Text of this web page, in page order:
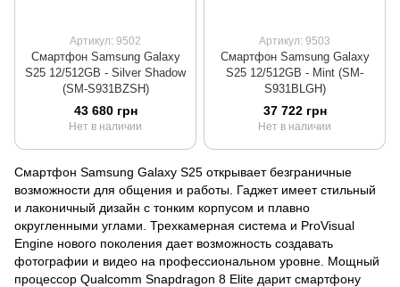
Артикул: 9502
Смартфон Samsung Galaxy
S25 12/512GB - Silver Shadow
(SM-S931BZSH)
43 680 грн
Нет в наличии
Артикул: 9503
Смартфон Samsung Galaxy
S25 12/512GB - Mint (SM-
S931BLGH)
37 722 грн
Нет в наличии
Смартфон Samsung Galaxy S25 открывает безграничные
возможности для общения и работы. Гаджет имеет стильный
и лаконичный дизайн с тонким корпусом и плавно
округленными углами. Трехкамерная система и ProVisual
Engine нового поколения дает возможность создавать
фотографии и видео на профессиональном уровне. Мощный
процессор Qualcomm Snapdragon 8 Elite дарит смартфону